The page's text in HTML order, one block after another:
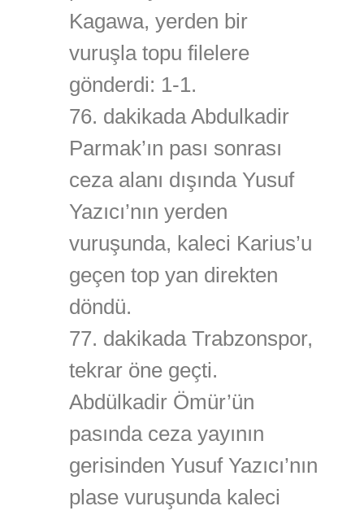
Kagawa, yerden bir
vuruşla topu filelere
gönderdi: 1-1.
76. dakikada Abdulkadir
Parmak’ın pası sonrası
ceza alanı dışında Yusuf
Yazıcı’nın yerden
vuruşunda, kaleci Karius’u
geçen top yan direkten
döndü.
77. dakikada Trabzonspor,
tekrar öne geçti.
Abdülkadir Ömür’ün
pasında ceza yayının
gerisinden Yusuf Yazıcı’nın
plase vuruşunda kaleci